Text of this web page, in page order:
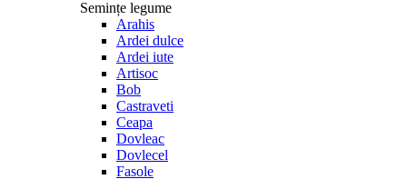
Semințe legume
Arahis
Ardei dulce
Ardei iute
Artisoc
Bob
Castraveti
Ceapa
Dovleac
Dovlecel
Fasole